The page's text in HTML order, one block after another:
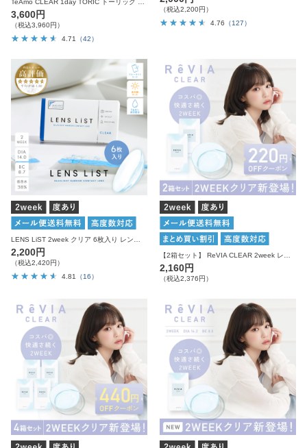
3,600円
（税込3,960円）
4.71
（42）
（税込2,200円）
4.76
（127）
2,200円
（税込2,420円）
4.81
（16）
2,160円
（税込2,376円）